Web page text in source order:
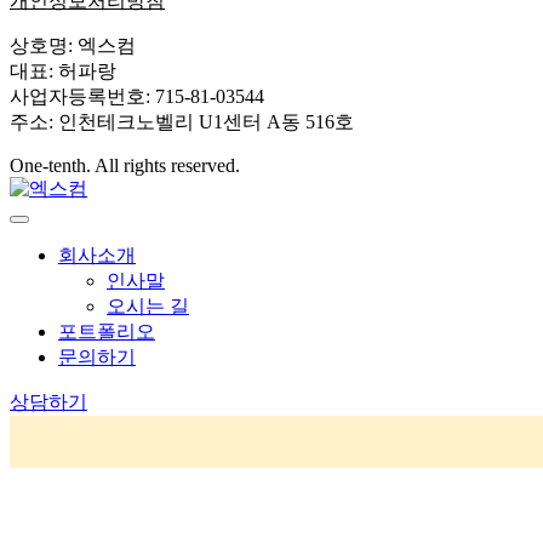
상호명: 엑스컴
대표: 허파랑
사업자등록번호: 715-81-03544
주소: 인천테크노벨리 U1센터 A동 516호
One-tenth. All rights reserved.
회사소개
인사말
오시는 길
포트폴리오
문의하기
상담하기